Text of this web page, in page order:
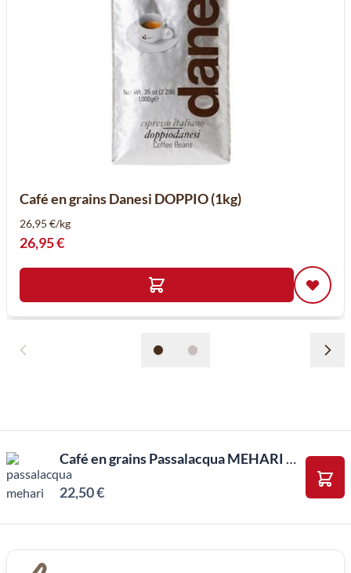
Café en grains Danesi DOPPIO (1kg)
26,95 €/kg
26,95 €
Café en grains Passalacqua MEHARI 1kg
22,50 €